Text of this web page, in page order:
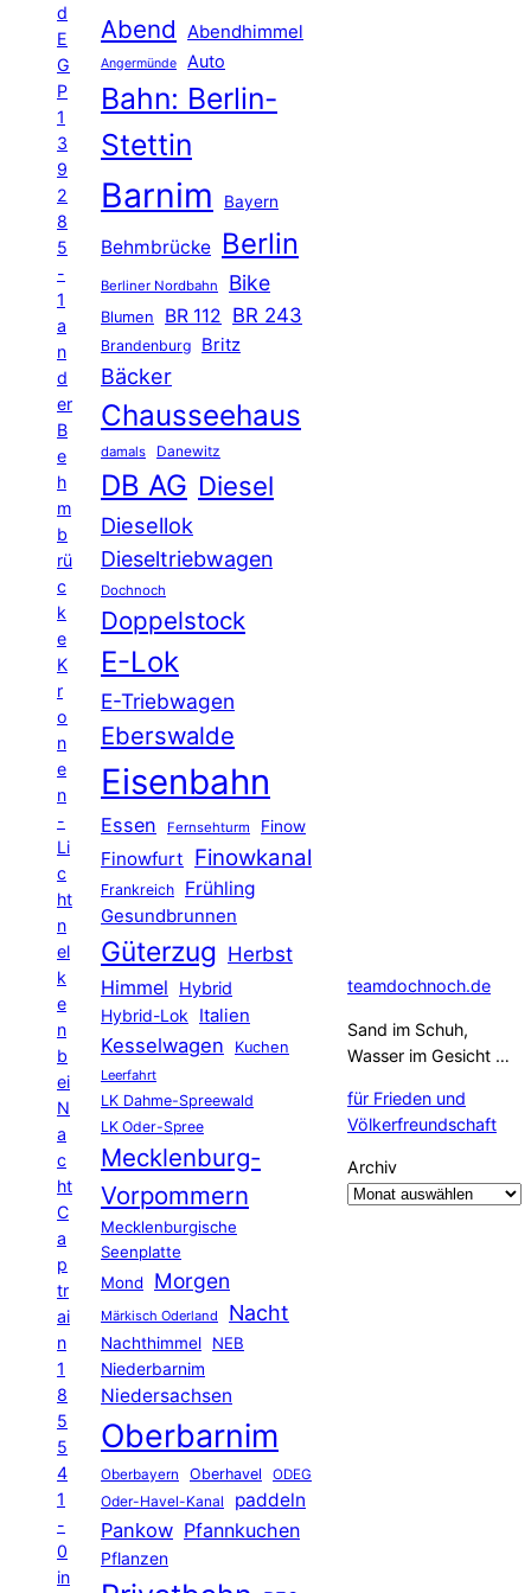
d
E
G
P
1
3
9
2
8
5
-
1
a
n
d
er
B
e
h
m
b
rü
c
k
e
K
r
o
n
e
n
-
Li
c
ht
n
el
k
e
n
b
ei
N
a
c
ht
C
a
p
tr
ai
n
1
8
5
5
4
1
-
0
in
Abend Abendhimmel
Angermünde Auto
Bahn: Berlin-
Stettin
Barnim Bayern
Behmbrücke Berlin
Berliner Nordbahn Bike
Blumen BR 112 BR 243
Brandenburg Britz
Bäcker
Chausseehaus
damals Danewitz
DB AG Diesel
Diesellok
Dieseltriebwagen
Dochnoch
Doppelstock
E-Lok
E-Triebwagen
Eberswalde
Eisenbahn
Essen Fernsehturm Finow
Finowfurt Finowkanal
Frankreich Frühling
Gesundbrunnen
Güterzug Herbst
Himmel
Hybrid
Hybrid-Lok Italien
Kesselwagen Kuchen
Leerfahrt
LK Dahme-Spreewald
LK Oder-Spree
Mecklenburg-
Vorpommern
Mecklenburgische
Seenplatte
Mond
Morgen
Märkisch Oderland Nacht
Nachthimmel
NEB
Niederbarnim
Niedersachsen
Oberbarnim
Oberbayern Oberhavel ODEG
Oder-Havel-Kanal paddeln
Pankow Pfannkuchen
Pflanzen
teamdochnoch.de
Sand im Schuh,
Wasser im Gesicht …
für Frieden und
Völkerfreundschaft
Archiv